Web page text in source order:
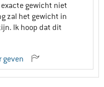
gewicht niet
zal het gewicht in
Ik hoop dat dit
geven